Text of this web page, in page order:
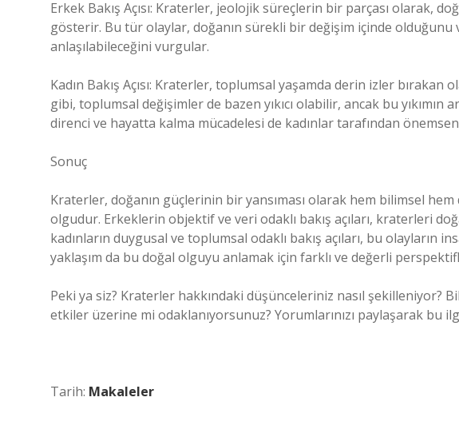
Erkek Bakış Açısı: Kraterler, jeolojik süreçlerin bir parçası olarak,
gösterir. Bu tür olaylar, doğanın sürekli bir değişim içinde
anlaşılabileceğini vurgular.
Kadın Bakış Açısı: Kraterler, toplumsal yaşamda derin izler bırakan
gibi, toplumsal değişimler de bazen yıkıcı olabilir, ancak bu yıkımın
direnci ve hayatta kalma mücadelesi de kadınlar tarafından
Sonuç
Kraterler, doğanın güçlerinin bir yansıması olarak hem bilimsel
olgudur. Erkeklerin objektif ve veri odaklı bakış açıları, kraterleri
kadınların duygusal ve toplumsal odaklı bakış açıları, bu olayların
yaklaşım da bu doğal olguyu anlamak için farklı ve değerli
Peki ya siz? Kraterler hakkındaki düşünceleriniz nasıl şekilleniyor?
etkiler üzerine mi odaklanıyorsunuz? Yorumlarınızı paylaşarak bu
Tarih: Makaleler